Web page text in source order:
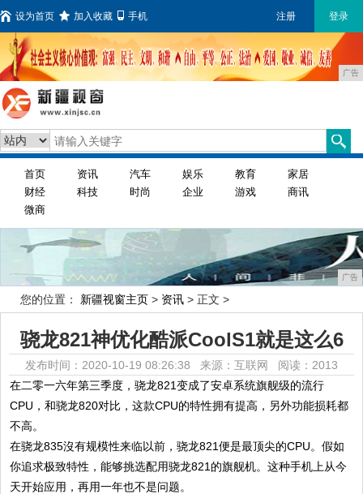
设为首页 加入收藏 手机 注册 登录
广告
首页 资讯 汽车 娱乐 教育
家居
财经
科技 时尚 企业 游戏
商讯
微商
广告
您的位置： 新疆视窗主页 > 资讯 > 正文 >
骁龙821神优化酷派CoolS1就是这么6
发布时间：2020-10-19 08:26:38 来源：互联网 阅读：2013
在二零一六年第三季度，骁龙821变成了安卓系统旗舰级的流行
CPU，和骁龙820对比，这款CPU的特性拥有提高，另外功能损耗都
不高。
在骁龙835沒有规模性来临以前，骁龙821便是最顶尖的CPU。假如
你追求极致特性，能够挑选配用骁龙821的旗舰机。这种手机上从今
天开始应用，再用一年也不是问题。